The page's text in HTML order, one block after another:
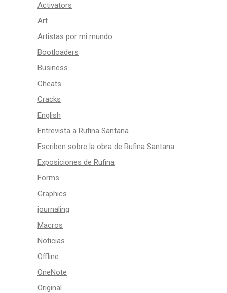
Activators
Art
Artistas por mi mundo
Bootloaders
Business
Cheats
Cracks
English
Entrevista a Rufina Santana
Escriben sobre la obra de Rufina Santana.
Exposiciones de Rufina
Forms
Graphics
journaling
Macros
Noticias
Offline
OneNote
Original